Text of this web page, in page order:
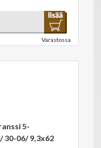
Varastossa
5-
30-06/ 9,3x62